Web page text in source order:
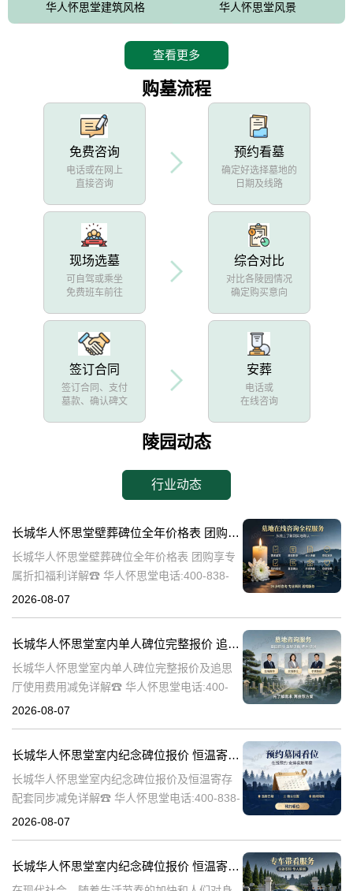
华人怀思堂建筑风格 华人怀思堂风景
查看更多
购墓流程
免费咨询
电话或在网上
直接咨询
预约看墓
确定好选择墓地的
日期及线路
现场选墓
可自驾或乘坐
免费班车前往
综合对比
对比各陵园情况
确定购买意向
签订合同
签订合同、支付
墓款、确认碑文
安葬
电话或
在线咨询
陵园动态
行业动态
长城华人怀思堂壁葬碑位全年价格表 团购享专属折扣福利详解
长城华人怀思堂壁葬碑位全年价格表 团购享专
属折扣福利详解☎ 华人怀思堂电话:400-838-
5063随着社会的发展和人们观念的变化，越来
2026-08-07
长城华人怀思堂室内单人碑位完整报价 追思厅使用费用减免详解
长城华人怀思堂室内单人碑位完整报价及追思
厅使用费用减免详解☎ 华人怀思堂电话:400-
838-5063引言随着社会的发展和人们生活水平
2026-08-07
长城华人怀思堂室内纪念碑位报价 恒温寄存配套同步减免详解
长城华人怀思堂室内纪念碑位报价及恒温寄存
配套同步减免详解☎ 华人怀思堂电话:400-838-
5063一、引言随着社会的发展和人们生活水平
2026-08-07
长城华人怀思堂室内纪念碑位报价 恒温寄存配套同步减免详解